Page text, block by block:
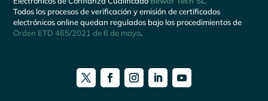
Todos los procesos de verificación y emisión de certificados
electrónicos online quedan regulados bajo los procedimientos de
Orden ETD 465/2021 de 6 de mayo.